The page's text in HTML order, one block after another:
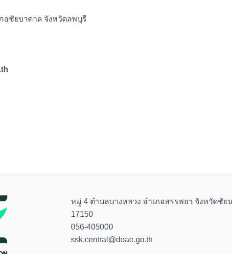
อชัยบาดาล จังหวัดลพบุรี
หมู่ 4 ตำบลบางหลวง อำเภอสรรพยา จังหวัดชัย
17150
056-405000
ssk.central@doae.go.th